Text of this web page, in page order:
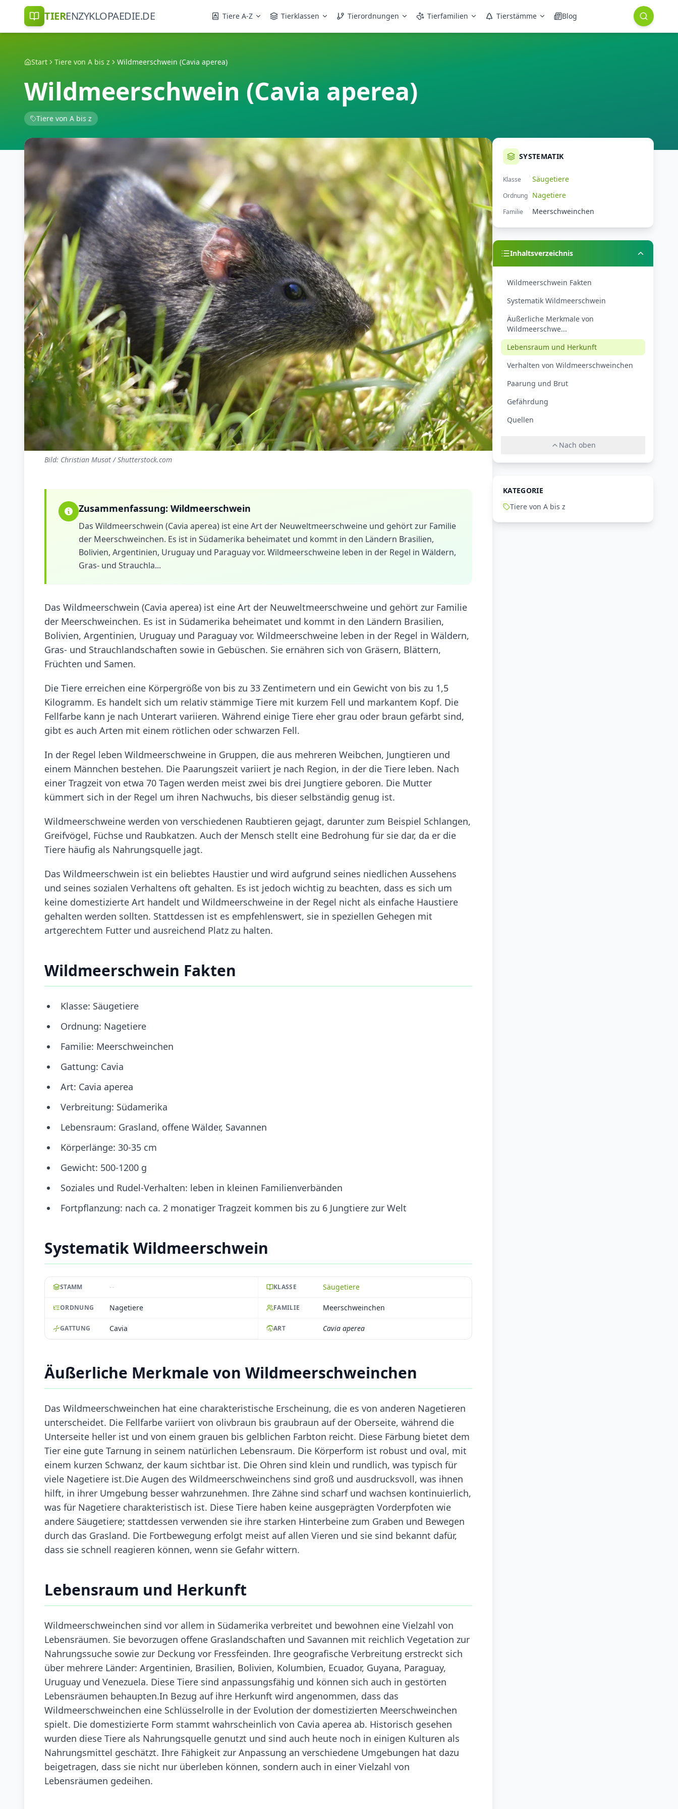
TIERENZYKLOPAEDIE.DE Tiere A-Z Tierklassen Tierordnungen Tierfamilien Tierstämme Blog
Start Tiere von A bis z Wildmeerschwein (Cavia aperea)
Wildmeerschwein (Cavia aperea)
Tiere von A bis z
Bild: Christian Musat / Shutterstock.com
Zusammenfassung: Wildmeerschwein
Das Wildmeerschwein (Cavia aperea) ist eine Art der Neuweltmeerschweine und gehört zur Familie
der Meerschweinchen. Es ist in Südamerika beheimatet und kommt in den Ländern Brasilien,
Bolivien, Argentinien, Uruguay und Paraguay vor. Wildmeerschweine leben in der Regel in Wäldern,
Gras- und Strauchla...
Das Wildmeerschwein (Cavia aperea) ist eine Art der Neuweltmeerschweine und gehört zur Familie
der Meerschweinchen. Es ist in Südamerika beheimatet und kommt in den Ländern Brasilien,
Bolivien, Argentinien, Uruguay und Paraguay vor. Wildmeerschweine leben in der Regel in Wäldern,
Gras- und Strauchlandschaften sowie in Gebüschen. Sie ernähren sich von Gräsern, Blättern,
Früchten und Samen.
Die Tiere erreichen eine Körpergröße von bis zu 33 Zentimetern und ein Gewicht von bis zu 1,5
Kilogramm. Es handelt sich um relativ stämmige Tiere mit kurzem Fell und markantem Kopf. Die
Fellfarbe kann je nach Unterart variieren. Während einige Tiere eher grau oder braun gefärbt sind,
gibt es auch Arten mit einem rötlichen oder schwarzen Fell.
In der Regel leben Wildmeerschweine in Gruppen, die aus mehreren Weibchen, Jungtieren und
einem Männchen bestehen. Die Paarungszeit variiert je nach Region, in der die Tiere leben. Nach
einer Tragzeit von etwa 70 Tagen werden meist zwei bis drei Jungtiere geboren. Die Mutter
kümmert sich in der Regel um ihren Nachwuchs, bis dieser selbständig genug ist.
Wildmeerschweine werden von verschiedenen Raubtieren gejagt, darunter zum Beispiel Schlangen,
Greifvögel, Füchse und Raubkatzen. Auch der Mensch stellt eine Bedrohung für sie dar, da er die
Tiere häufig als Nahrungsquelle jagt.
Das Wildmeerschwein ist ein beliebtes Haustier und wird aufgrund seines niedlichen Aussehens
und seines sozialen Verhaltens oft gehalten. Es ist jedoch wichtig zu beachten, dass es sich um
keine domestizierte Art handelt und Wildmeerschweine in der Regel nicht als einfache Haustiere
gehalten werden sollten. Stattdessen ist es empfehlenswert, sie in speziellen Gehegen mit
artgerechtem Futter und ausreichend Platz zu halten.
Wildmeerschwein Fakten
Klasse: Säugetiere
Ordnung: Nagetiere
Familie: Meerschweinchen
Gattung: Cavia
Art: Cavia aperea
Verbreitung: Südamerika
Lebensraum: Grasland, offene Wälder, Savannen
Körperlänge: 30-35 cm
Gewicht: 500-1200 g
Soziales und Rudel-Verhalten: leben in kleinen Familienverbänden
Fortpflanzung: nach ca. 2 monatiger Tragzeit kommen bis zu 6 Jungtiere zur Welt
Systematik Wildmeerschwein
STAMM -- KLASSE Säugetiere
ORDNUNG Nagetiere FAMILIE Meerschweinchen
GATTUNG Cavia ART Cavia aperea
Äußerliche Merkmale von Wildmeerschweinchen
Das Wildmeerschweinchen hat eine charakteristische Erscheinung, die es von anderen Nagetieren
unterscheidet. Die Fellfarbe variiert von olivbraun bis graubraun auf der Oberseite, während die
Unterseite heller ist und von einem grauen bis gelblichen Farbton reicht. Diese Färbung bietet dem
Tier eine gute Tarnung in seinem natürlichen Lebensraum. Die Körperform ist robust und oval, mit
einem kurzen Schwanz, der kaum sichtbar ist. Die Ohren sind klein und rundlich, was typisch für
viele Nagetiere ist.Die Augen des Wildmeerschweinchens sind groß und ausdrucksvoll, was ihnen
hilft, in ihrer Umgebung besser wahrzunehmen. Ihre Zähne sind scharf und wachsen kontinuierlich,
was für Nagetiere charakteristisch ist. Diese Tiere haben keine ausgeprägten Vorderpfoten wie
andere Säugetiere; stattdessen verwenden sie ihre starken Hinterbeine zum Graben und Bewegen
durch das Grasland. Die Fortbewegung erfolgt meist auf allen Vieren und sie sind bekannt dafür,
dass sie schnell reagieren können, wenn sie Gefahr wittern.
Lebensraum und Herkunft
Wildmeerschweinchen sind vor allem in Südamerika verbreitet und bewohnen eine Vielzahl von
Lebensräumen. Sie bevorzugen offene Graslandschaften und Savannen mit reichlich Vegetation zur
Nahrungssuche sowie zur Deckung vor Fressfeinden. Ihre geografische Verbreitung erstreckt sich
über mehrere Länder: Argentinien, Brasilien, Bolivien, Kolumbien, Ecuador, Guyana, Paraguay,
Uruguay und Venezuela. Diese Tiere sind anpassungsfähig und können sich auch in gestörten
Lebensräumen behaupten.In Bezug auf ihre Herkunft wird angenommen, dass das
Wildmeerschweinchen eine Schlüsselrolle in der Evolution der domestizierten Meerschweinchen
spielt. Die domestizierte Form stammt wahrscheinlich von Cavia aperea ab. Historisch gesehen
wurden diese Tiere als Nahrungsquelle genutzt und sind auch heute noch in einigen Kulturen als
Nahrungsmittel geschätzt. Ihre Fähigkeit zur Anpassung an verschiedene Umgebungen hat dazu
beigetragen, dass sie nicht nur überleben können, sondern auch in einer Vielzahl von
Lebensräumen gedeihen.
SYSTEMATIK
Klasse Säugetiere
Ordnung Nagetiere
Familie Meerschweinchen
Inhaltsverzeichnis
Wildmeerschwein Fakten
Systematik Wildmeerschwein
Äußerliche Merkmale von
Wildmeerschwe...
Lebensraum und Herkunft
Verhalten von Wildmeerschweinchen
Paarung und Brut
Gefährdung
Quellen
Nach oben
KATEGORIE
Tiere von A bis z